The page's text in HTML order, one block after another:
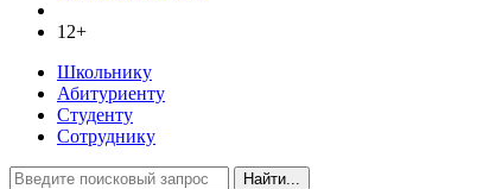
12+
Школьнику
Абитуриенту
Студенту
Сотруднику
Найти...